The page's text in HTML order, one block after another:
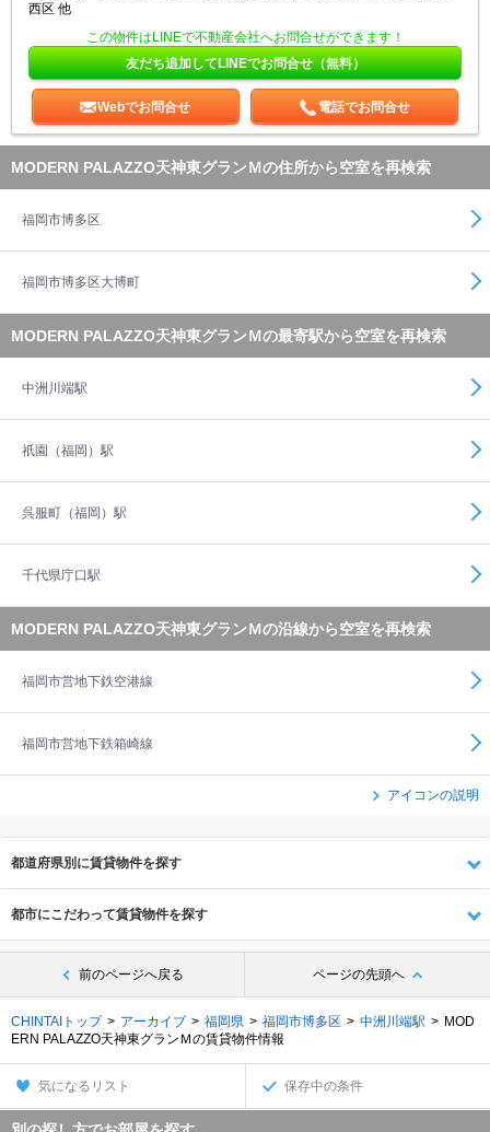
西区 他
この物件はLINEで不動産会社へお問合せができます！
友だち追加してLINEでお問合せ（無料）
Webでお問合せ 電話でお問合せ
MODERN PALAZZO天神東グランＭの住所から空室を再検索
福岡市博多区
福岡市博多区大博町
MODERN PALAZZO天神東グランＭの最寄駅から空室を再検索
中洲川端駅
祇園（福岡）駅
呉服町（福岡）駅
千代県庁口駅
MODERN PALAZZO天神東グランＭの沿線から空室を再検索
福岡市営地下鉄空港線
福岡市営地下鉄箱崎線
アイコンの説明
都道府県別に賃貸物件を探す
都市にこだわって賃貸物件を探す
前のページへ戻る ページの先頭へ
CHINTAIトップ アーカイブ 福岡県 福岡市博多区 中洲川端駅
MOD
ERN PALAZZO天神東グランＭの賃貸物件情報
気になるリスト 保存中の条件